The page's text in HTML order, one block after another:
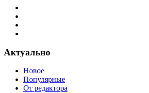
Актуально
Новое
Популярные
От редактора